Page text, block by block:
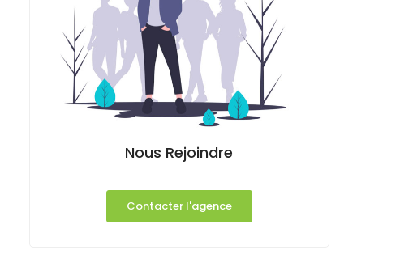
Nous Rejoindre
Contacter l'agence